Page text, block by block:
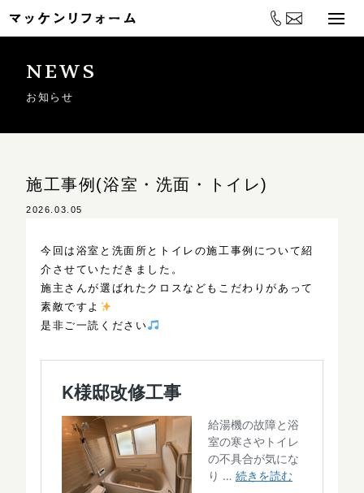
NEWS
お知らせ
施工事例(浴室・洗面・トイレ)
2026.03.05
今回は浴室と洗面所とトイレの施工事例について紹
介させていただきました。
施主さんが選ばれたクロスなどもこだわりがあって
素敵ですよ
是非ご一読ください